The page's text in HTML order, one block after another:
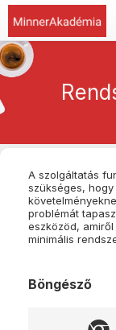
A szolgáltatás
szükséges,
problémát
eszközöd,
minimális
Böngésző